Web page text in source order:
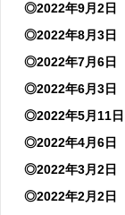
◎2022年9月2日
◎2022年8月3日
◎2022年7月6日
◎2022年6月3日
◎2022年5月11日
◎2022年4月6日
◎2022年3月2日
◎2022年2月2日